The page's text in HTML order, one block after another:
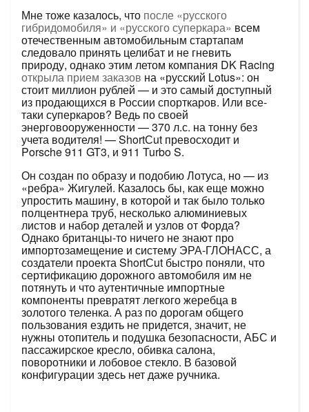
Мне тоже казалось, что после «русского
гибридомобиля» и «русского суперкара» всем
отечественным автомобильным стартапам
следовало принять целибат и не гневить
природу, однако этим летом компания DK Racing
открыла прием заказов на «русский Lotus»: он
стоит миллион ­рублей — и это самый доступный
из продающихся в России спорткаров. Или ­все-
таки суперкаров? Ведь по своей
энерговооруженности — 370 л.с. на тонну без
учета водителя! — ShortСut превосходит и
Porsche 911 GT3, и 911 Turbo S.
Он создан по образу и подобию Лотуса, но — из
«ребра» Жигулей. Казалось бы, как еще можно
упростить машину, в которой и так было только
полцентнера труб, несколько алюминиевых
листов и набор деталей и узлов от Форда?
Однако британцы-то ничего не знают про
импортозамещение и систему ­ЭРА-ГЛОНАСС, а
создатели проекта ShortСut быстро поняли, что
сертификацию дорожного автомобиля им не
потянуть и что аутентичные импортные
компоненты превратят легкого жеребца в
золотого теленка. А раз по дорогам общего
пользования ездить не придется, значит, не
нужны отопитель и подушка безопасности, АБС и
пассажирское кресло, обивка салона,
поворотники и лобовое стекло. В базовой
конфигурации здесь нет даже ручника.